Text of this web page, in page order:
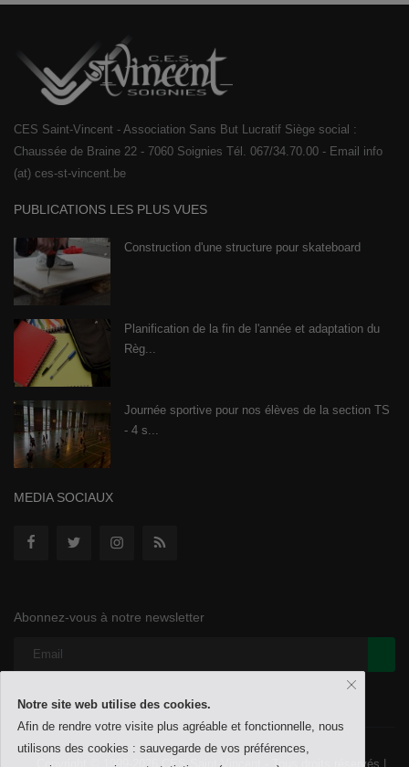
CES Saint-Vincent - Association Sans But Lucratif Siège social :
Chaussée de Braine 22 - 7060 Soignies Tél. 067/34.70.00 - Email info
(at) ces-st-vincent.be
PUBLICATIONS LES PLUS VUES
Construction d'une structure pour skateboard
Planification de la fin de l'année et adaptation du
Règ...
Journée sportive pour nos élèves de la section TS
- 4 s...
MEDIA SOCIAUX
Abonnez-vous à notre newsletter
Copyright © 1999-2026 CES Saint-Vincent - Tous droits réservés |
Notre site web utilise des cookies.
Afin de rendre votre visite plus agréable et fonctionnelle, nous
utilisons des cookies : sauvegarde de vos préférences,